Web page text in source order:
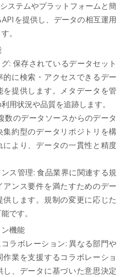
ステムやプラットフォームと簡
を提供し、データの相互運用
。
: 保存されているデータセット
的に検索・アクセスできるデー
を提供します。メタデータを管
用状況や品質を追跡します。
数のデータソースからのデータ
集約型のデータリポジトリを構
により、データの一貫性と精度
ス管理: 食品業界に関連する規
アンス要件を満たすためのデー
供します。規制の変更に応じた
です。
機能
ラボレーション: 異なる部門や
作業を支援するコラボレーショ
し、データに基づいた意思決定